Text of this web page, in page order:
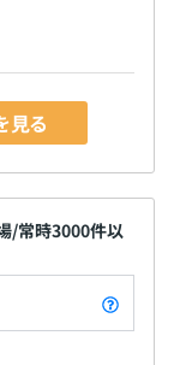
見る
/常時3000件以